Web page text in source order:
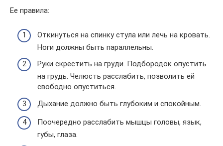
Ее правила:
Откинуться на спинку стула или лечь на кровать.
Ноги должны быть параллельны.
Руки скрестить на груди. Подбородок опустить
на грудь. Челюсть расслабить, позволить ей
свободно опуститься.
Дыхание должно быть глубоким и спокойным.
Поочередно расслабить мышцы головы, язык,
губы, глаза.